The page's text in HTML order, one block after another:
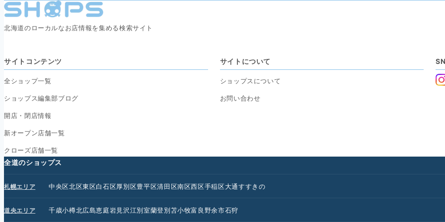
北海道のローカルなお店情報を集める検索サイト
サイトコンテンツ
全ショップ一覧
ショップス編集部ブログ
開店・閉店情報
新オープン店舗一覧
クローズ店舗一覧
サイトについて
ショップスについて
お問い合わせ
全道のショップス
札幌エリア 中央区北区東区白石区厚別区豊平区清田区南区西区手稲区大通すすきの
道央エリア 千歳小樽北広島恵庭岩見沢江別室蘭登別苫小牧富良野余市石狩